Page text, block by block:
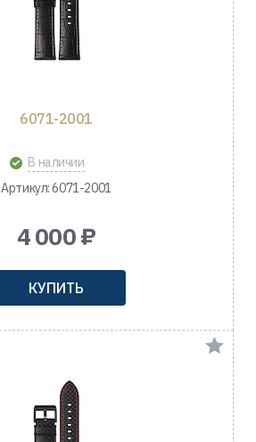
6071-2001
В наличии
Артикул: 6071-2001
4 000 ₽
КУПИТЬ